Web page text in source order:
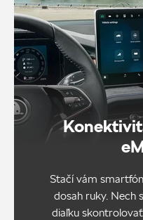
Stačí vám
dosah ruky. Nech
diaľku